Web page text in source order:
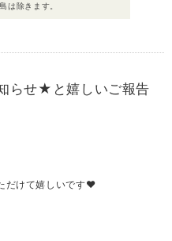
は除きます。
らせ★と嬉しいご報告
だけて嬉しいです❤